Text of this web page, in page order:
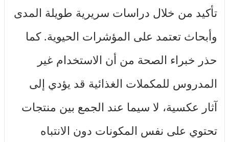
تأكيد من خلال دراسات سريرية طويلة المدى
وأبحاث تعتمد على المؤشرات الحيوية. كما
حذر خبراء الصحة من أن الاستخدام غير
المدروس للمكملات الغذائية قد يؤدي إلى
آثار عكسية، لا سيما عند الجمع بين منتجات
تحتوي على نفس المكونات دون الانتباه